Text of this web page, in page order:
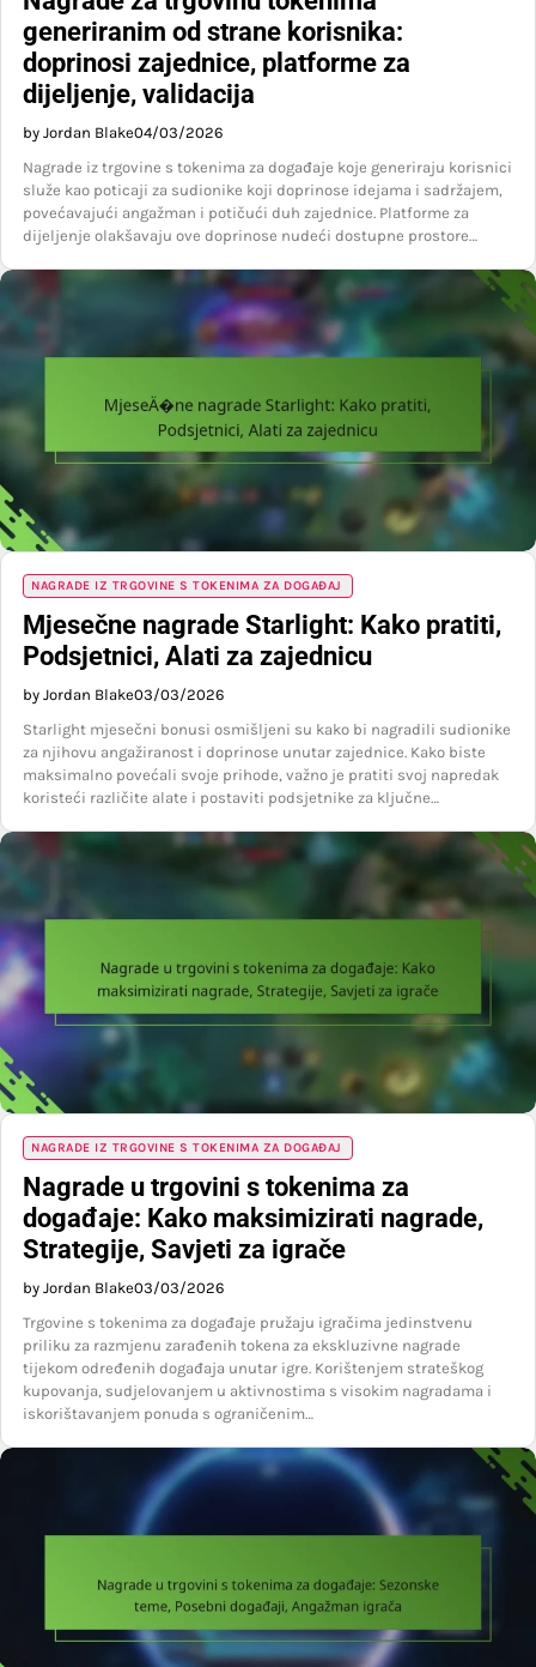
generiranim od strane korisnika:
doprinosi zajednice, platforme za
dijeljenje, validacija
by Jordan Blake04/03/2026
Nagrade iz trgovine s tokenima za događaje koje generiraju korisnici
služe kao poticaji za sudionike koji doprinose idejama i sadržajem,
povećavajući angažman i potičući duh zajednice. Platforme za
dijeljenje olakšavaju ove doprinose nudeći dostupne prostore…
NAGRADE IZ TRGOVINE S TOKENIMA ZA DOGAĐAJ
Mjesečne nagrade Starlight: Kako pratiti,
Podsjetnici, Alati za zajednicu
by Jordan Blake03/03/2026
Starlight mjesečni bonusi osmišljeni su kako bi nagradili sudionike
za njihovu angažiranost i doprinose unutar zajednice. Kako biste
maksimalno povećali svoje prihode, važno je pratiti svoj napredak
koristeći različite alate i postaviti podsjetnike za ključne…
NAGRADE IZ TRGOVINE S TOKENIMA ZA DOGAĐAJ
Nagrade u trgovini s tokenima za
događaje: Kako maksimizirati nagrade,
Strategije, Savjeti za igrače
by Jordan Blake03/03/2026
Trgovine s tokenima za događaje pružaju igračima jedinstvenu
priliku za razmjenu zarađenih tokena za ekskluzivne nagrade
tijekom određenih događaja unutar igre. Korištenjem strateškog
kupovanja, sudjelovanjem u aktivnostima s visokim nagradama i
iskorištavanjem ponuda s ograničenim…